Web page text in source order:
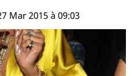
Mar 2015 à 09:03